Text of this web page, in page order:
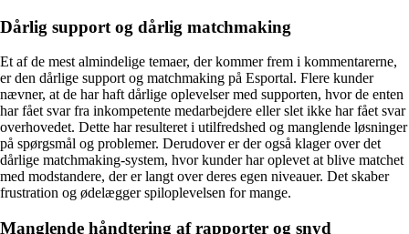
Dårlig support og dårlig matchmaking
Et af de mest almindelige temaer, der kommer frem i kommentarerne,
er den dårlige support og matchmaking på Esportal. Flere kunder
nævner, at de har haft dårlige oplevelser med supporten, hvor de enten
har fået svar fra inkompetente medarbejdere eller slet ikke har fået svar
overhovedet. Dette har resulteret i utilfredshed og manglende løsninger
på spørgsmål og problemer. Derudover er der også klager over det
dårlige matchmaking-system, hvor kunder har oplevet at blive matchet
med modstandere, der er langt over deres egen niveauer. Det skaber
frustration og ødelægger spiloplevelsen for mange.
Manglende håndtering af rapporter og snyd